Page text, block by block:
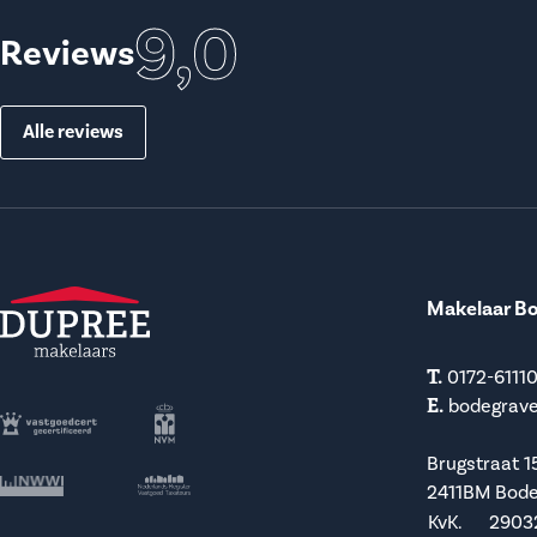
Reviews9,0
Alle reviews
Makelaar
T. 0172-
E.
Brugstraat
2411BM
KvK.